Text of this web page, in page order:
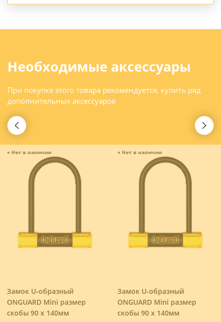
Необходимые аксессуары
При покупке этого товара рекомендуется, купить ряд
дополнительных аксессуаров
● Нет в наличии
Замок U-образный
ONGUARD Mini размер
скобы 90 x 140мм
● Нет в наличии
Замок U-образный
ONGUARD Mini размер
скобы 90 x 140мм